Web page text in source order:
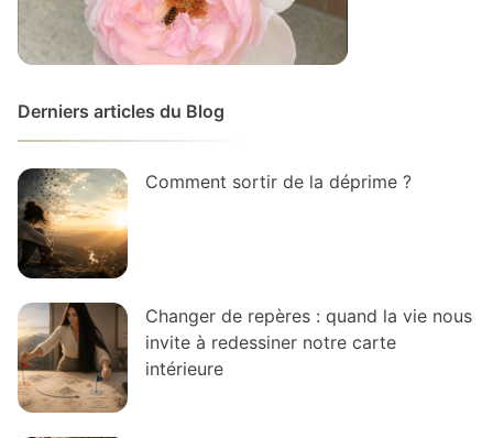
Derniers articles du Blog
Comment sortir de la déprime ?
Changer de repères : quand la vie nous
invite à redessiner notre carte
intérieure